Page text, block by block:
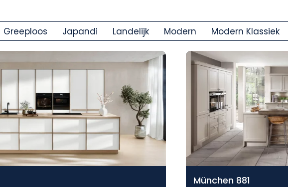
Greeploos Japandi Landelijk Modern Modern Klassiek
München 881